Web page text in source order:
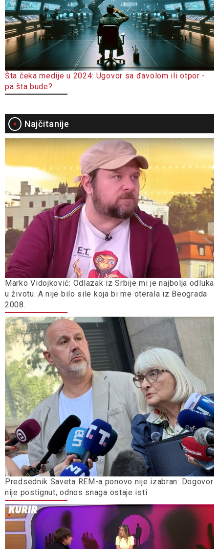
Šta čeka medije u 2024: Ugovor sa đavolom ili otpor -
pa šta bude?
Najčitanije
Marko Vidojković: Odlazak iz Srbije mi je najbolja odluka
u životu. A nije bilo sile koja bi me oterala iz Beograda
2008.
Predsednik Saveta REM-a ponovo nije izabran: Dogovor
nije postignut, odnos snaga ostaje isti